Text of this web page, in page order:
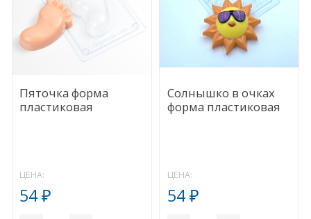
Пяточка форма
пластиковая
ЦЕНА:
54₽
Солнышко в очках
форма пластиковая
ЦЕНА:
54 ₽